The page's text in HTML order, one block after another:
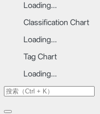
Loading...
Classification Chart
Loading...
Tag Chart
Loading...